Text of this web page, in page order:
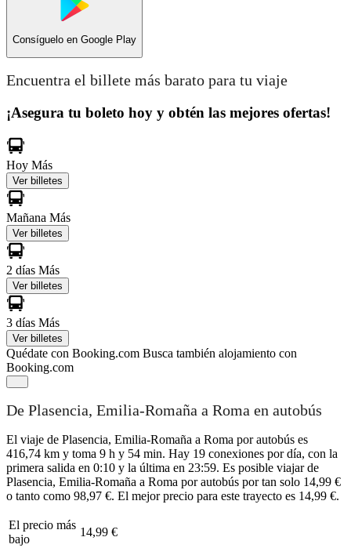
Consíguelo en Google Play
Encuentra el billete más barato para tu viaje
¡Asegura tu boleto hoy y obtén las mejores ofertas!
Hoy Más
Ver billetes
Mañana Más
Ver billetes
2 días Más
Ver billetes
3 días Más
Ver billetes
Quédate con Booking.com Busca también alojamiento con
Booking.com
De Plasencia, Emilia-Romaña a Roma en autobús
El viaje de Plasencia, Emilia-Romaña a Roma por autobús es
416,74 km y toma 9 h y 54 min. Hay 19 conexiones por día, con la
primera salida en 0:10 y la última en 23:59. Es posible viajar de
Plasencia, Emilia-Romaña a Roma por autobús por tan solo 14,99 €
o tanto como 98,97 €. El mejor precio para este trayecto es 14,99 €.
El precio más
bajo
14,99 €